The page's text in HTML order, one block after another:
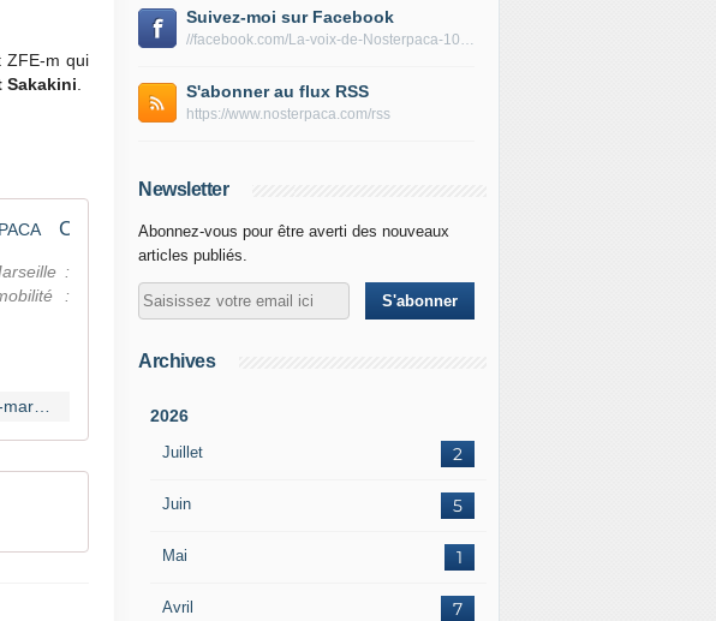
ZFE-m qui
Sakakini
:
:
Suivez-moi sur Facebook
//facebook.com/La-voix-de-Nosterpaca-106434384284735
S'abonner au flux RSS
https://www.nosterpaca.com/rss
Newsletter
Abonnez-vous pour être averti des nouveaux
articles publiés.
Archives
2026
Juillet 2
Juin 5
Mai 1
Avril 7